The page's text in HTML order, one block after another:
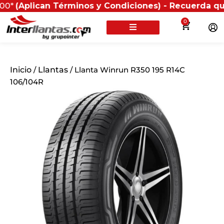
Términos y Condiciones) - Recuerda que si
0
Inicio / Llantas / Llanta Winrun R350 195 R14C
106/104R